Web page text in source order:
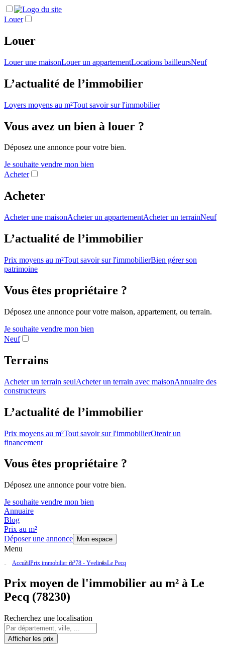
Louer
Louer
Louer une maisonLouer un appartementLocations bailleursNeuf
L’actualité de l’immobilier
Loyers moyens au m²Tout savoir sur l'immobilier
Vous avez un bien à louer ?
Déposez une annonce pour votre bien.
Je souhaite vendre mon bien
Acheter
Acheter
Acheter une maisonAcheter un appartementAcheter un terrainNeuf
L’actualité de l’immobilier
Prix moyens au m²Tout savoir sur l'immobilierBien gérer son
patrimoine
Vous êtes propriétaire ?
Déposez une annonce pour votre maison, appartement, ou terrain.
Je souhaite vendre mon bien
Neuf
Terrains
Acheter un terrain seulAcheter un terrain avec maisonAnnuaire des
constructeurs
L’actualité de l’immobilier
Prix moyens au m²Tout savoir sur l'immobilierOtenir un
financement
Vous êtes propriétaire ?
Déposez une annonce pour votre bien.
Je souhaite vendre mon bien
Annuaire
Blog
Prix au m²
Déposer une annonce
Mon espace
Menu
AccueilPrix immobilier m²78 - YvelinesLe Pecq
Prix moyen de l'immobilier au m² à Le
Pecq (78230)
Recherchez une localisation
Afficher les prix